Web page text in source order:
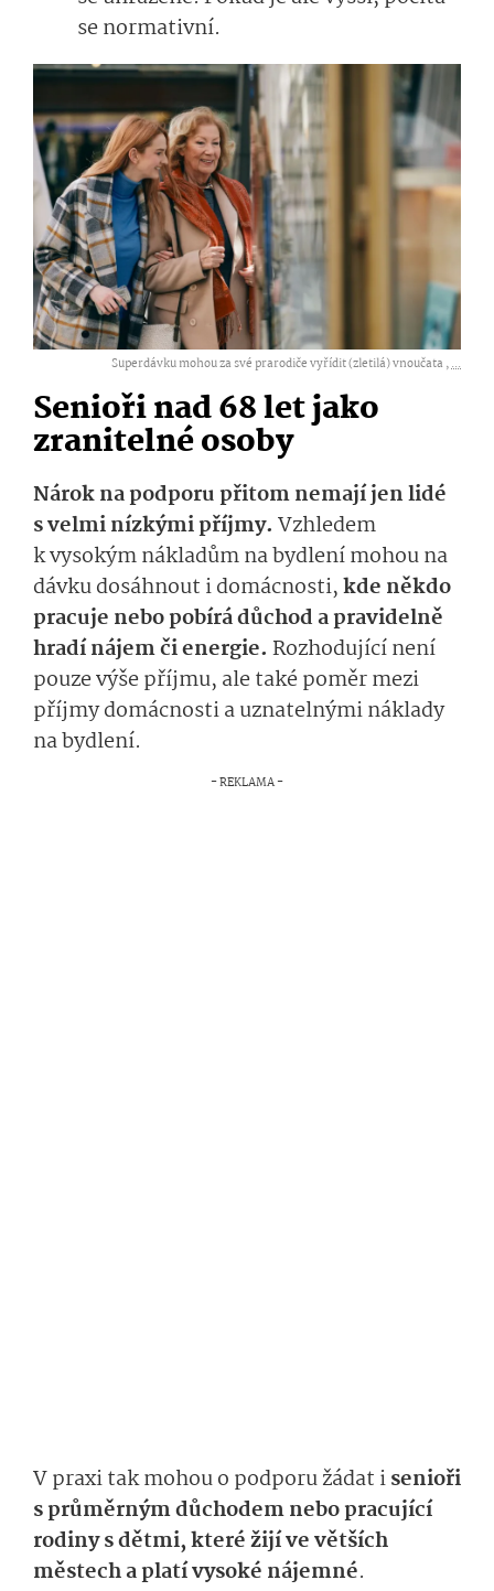
se normativní.
Superdávku mohou za své prarodiče vyřídit (zletilá) vnoučata ,...
Senioři nad 68 let jako
zranitelné osoby
Nárok na podporu přitom nemají jen lidé
s velmi nízkými příjmy. Vzhledem
k vysokým nákladům na bydlení mohou na
dávku dosáhnout i domácnosti,kde někdo
pracuje nebo pobírá důchod a pravidelně
hradí nájem či energie. Rozhodující není
pouze výše příjmu, ale také poměr mezi
příjmy domácnosti a uznatelnými náklady
na bydlení.
V praxi tak mohou o podporu žádat isenioři
s průměrným důchodem nebo pracující
rodiny s dětmi, které žijí ve větších
městech a platí vysoké nájemné.